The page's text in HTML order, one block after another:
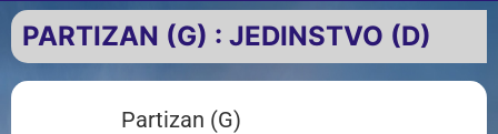
PARTIZAN (G) : JEDINSTVO (D)
Partizan (G)